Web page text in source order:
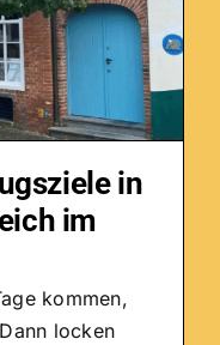
in
im
kommen,
locken